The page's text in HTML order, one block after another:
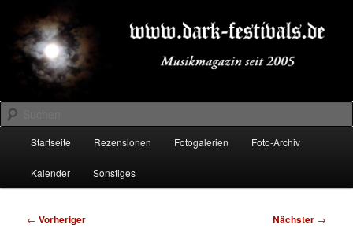
primären
Inhalt
springenDARK-FESTIVALS.DE
Suchen
Startseite Rezensionen Fotogalerien Foto-Archiv
Kalender Sonstiges
Beitragsnavigation
← Vorheriger Nächster →